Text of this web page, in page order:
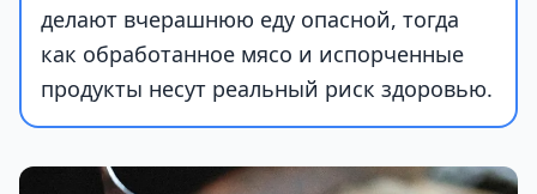
делают вчерашнюю еду опасной, тогда
как обработанное мясо и испорченные
продукты несут реальный риск здоровью.